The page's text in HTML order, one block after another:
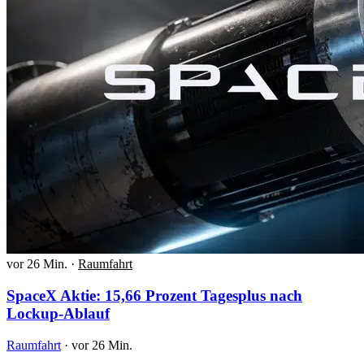
vor 26 Min. · Raumfahrt
SpaceX Aktie: 15,66 Prozent Tagesplus nach
Lockup-Ablauf
Raumfahrt · vor 26 Min.